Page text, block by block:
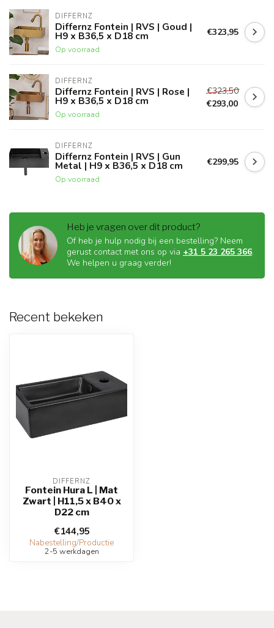
DIFFERNZ
Differnz Fontein | RVS | Goud |
H9 x B36,5 x D18 cm
Op voorraad
€323,95
DIFFERNZ
Differnz Fontein | RVS | Rose |
H9 x B36,5 x D18 cm
Op voorraad
€323,50
€293,00
DIFFERNZ
Differnz Fontein | RVS | Gun
Metal | H9 x B36,5 x D18 cm
Op voorraad
€299,95
Heb je vragen over dit product?
Of heb je hulp nodig bij een bestelling? Neem
gerust contact met ons op via +31 5 23 265 366.
We helpen u graag verder!
Recent bekeken
DIFFERNZ
Fontein Hura L | Mat
Zwart | H11,5 x B40 x
D22 cm
€144,95
Nabestelling/Productie
2-5 werkdagen